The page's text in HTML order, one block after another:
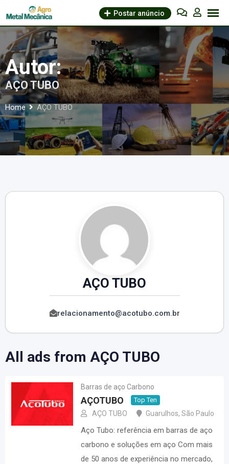
to
content
Postar anúncio
Autor:
AÇO TUBO
Home AÇO TUBO
AÇO TUBO
relacionamento@acotubo.com.br
All ads from AÇO TUBO
Barras de aço Carbono
AÇOTUBO Top Ten
AÇO TUBO Guarulhos, São Paulo
Aço Tubo: referência em barras de aço
carbono e soluções em aço Com mais
de 50 anos de experiência no mercado,